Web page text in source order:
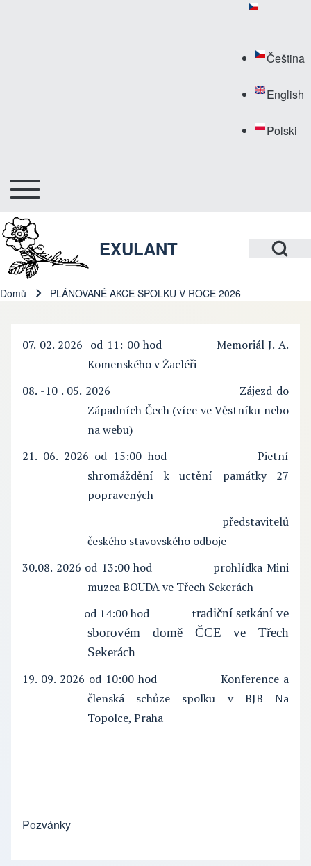
Hlavní navigace
Toggle main menu
Open Search
EXULANT
Domů PLÁNOVANÉ AKCE SPOLKU V ROCE 2026
07. 02. 2026 od 11: 00 hod Memoriál J. A.
Komenského v Žacléři
08. -10 . 05. 2026 Zájezd do
Západních Čech (více ve Věstníku nebo
na webu)
21. 06. 2026 od 15:00 hod Pietní
shromáždění k uctění památky 27
popravených
představitelů
českého stavovského odboje
30.08. 2026 od 13:00 hod prohlídka Mini
muzea BOUDA ve Třech Sekerách
od 14:00 hod tradiční setkání ve
sborovém domě ČCE ve Třech
Sekerách
19. 09. 2026 od 10:00 hod Konference a
členská schůze spolku v BJB Na
Topolce, Praha
Pozvánky